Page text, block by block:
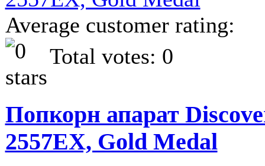
Average customer rating:
Total votes: 0
Попкорн апарат
2557EX, Gold Medal